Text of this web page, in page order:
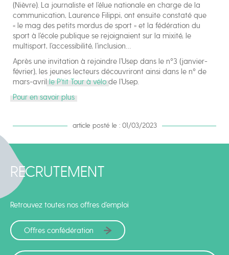
(Nièvre). La journaliste et l’élue nationale en charge de la
communication, Laurence Filippi, ont ensuite constaté que
« le mag des petits mordus de sport » et la fédération du
sport à l’école publique se rejoignaient sur la mixité, le
multisport, l’accessibilité, l’inclusion…
Après une invitation à rejoindre l’Usep dans le n°3 (janvier-
février), les jeunes lecteurs découvriront ainsi dans le n° de
mars-avril le P’tit Tour à vélo de l’Usep.
Pour en savoir plus
article posté le : 01/03/2023
RECRUTEMENT
Retrouvez toutes nos offres d'emploi
Offres confédération